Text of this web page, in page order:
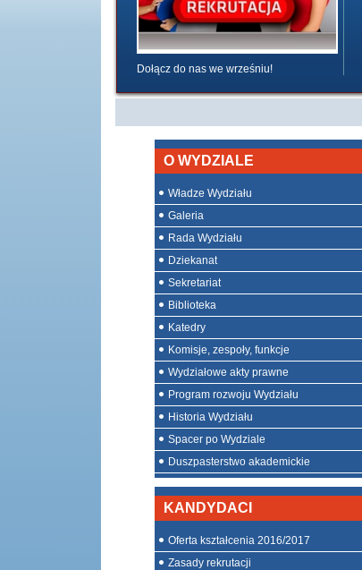
Dołącz do nas we wrześniu!
O WYDZIALE
Władze Wydziału
Galeria
Rada Wydziału
Dziekanat
Sekretariat
Biblioteka
Katedry
Komisje, zespoły, funkcje
Wydziałowe akty prawne
Program rozwoju Wydziału
Historia Wydziału
Spacer po Wydziale
Duszpasterstwo akademickie
KANDYDACI
Oferta kształcenia 2016/2017
Zasady rekrutacji